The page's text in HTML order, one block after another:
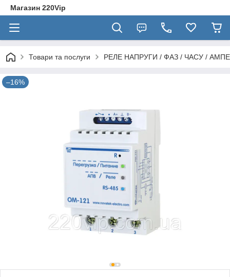
Магазин 220Vip
Товари та послуги РЕЛЕ НАПРУГИ / ФАЗ / ЧАСУ /
–16%